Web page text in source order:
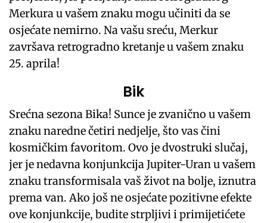
Merkura u vašem znaku mogu učiniti da se
osjećate nemirno. Na vašu sreću, Merkur
završava retrogradno kretanje u vašem znaku
25. aprila!
Bik
Srećna sezona Bika! Sunce je zvanično u vašem
znaku naredne četiri nedjelje, što vas čini
kosmičkim favoritom. Ovo je dvostruki slučaj,
jer je nedavna konjunkcija Jupiter-Uran u vašem
znaku transformisala vaš život na bolje, iznutra
prema van. Ako još ne osjećate pozitivne efekte
ove konjunkcije, budite strpljivi i primijetićete